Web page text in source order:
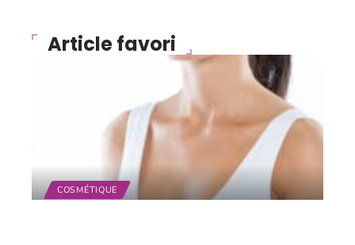
Article favori
COSMÉTIQUE